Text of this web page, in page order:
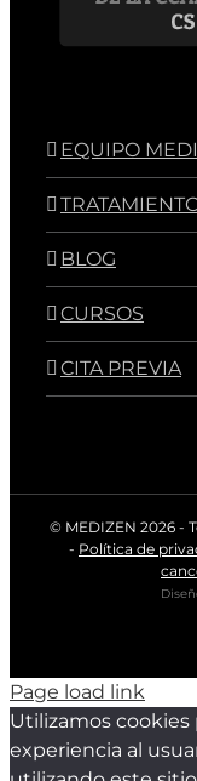
EQUIPO
BLOG
CURSOS
CITA PREVIA
© MEDIZEN 2026 -
- Política de
Page load link
Utilizamos cookies
experiencia al